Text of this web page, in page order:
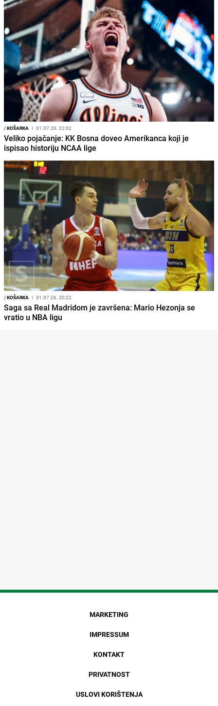
/KOŠARKA I 31.07.26. 22:02
Veliko pojačanje: KK Bosna doveo Amerikanca koji je
ispisao historiju NCAA lige
/KOŠARKA I 31.07.26. 20:22
Saga sa Real Madridom je završena: Mario Hezonja se
vratio u NBA ligu
MARKETING
IMPRESSUM
KONTAKT
PRIVATNOST
USLOVI KORIŠTENJA